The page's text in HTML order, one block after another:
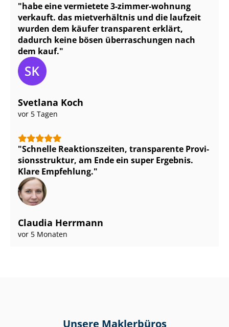
habe eine vermietete 3-zimmer-wohnung
verkauft. das mietverhältnis und die laufzeit
wurden dem käufer transparent erklärt,
dadurch keine bösen überraschungen nach
dem kauf.
Svetlana Koch
vor 5 Tagen
Schnelle Reaktionszeiten, transparente Pro­vi­
si­ons­struk­tur, am Ende ein super Ergebnis.
Klare Empfehlung.
Claudia Herrmann
vor 5 Monaten
Unsere Maklerbüros